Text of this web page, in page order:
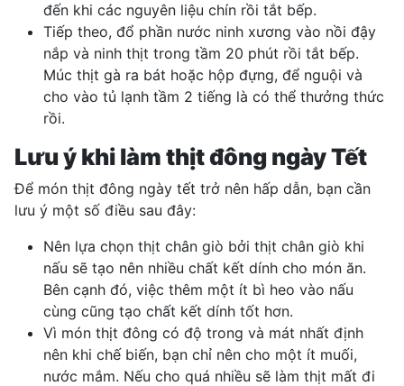
đến khi các nguyên liệu chín rồi tắt bếp.
Tiếp theo, đổ phần nước ninh xương vào nồi đậy
nắp và ninh thịt trong tầm 20 phút rồi tắt bếp.
Múc thịt gà ra bát hoặc hộp đựng, để nguội và
cho vào tủ lạnh tầm 2 tiếng là có thể thưởng thức
rồi.
Lưu ý khi làm thịt đông ngày Tết
Để món thịt đông ngày tết trở nên hấp dẫn, bạn cần
lưu ý một số điều sau đây:
Nên lựa chọn thịt chân giò bởi thịt chân giò khi
nấu sẽ tạo nên nhiều chất kết dính cho món ăn.
Bên cạnh đó, việc thêm một ít bì heo vào nấu
cùng cũng tạo chất kết dính tốt hơn.
Vì món thịt đông có độ trong và mát nhất định
nên khi chế biến, bạn chỉ nên cho một ít muối,
nước mắm. Nếu cho quá nhiều sẽ làm thịt mất đi